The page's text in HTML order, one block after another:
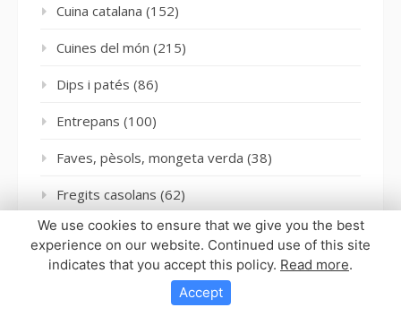
Cuina catalana (152)
Cuines del món (215)
Dips i patés (86)
Entrepans (100)
Faves, pèsols, mongeta verda (38)
Fregits casolans (62)
Galetes(23)
Guisats i potatges(71)
We use cookies to ensure that we give you the best
experience on our website. Continued use of this site
indicates that you accept this policy. Read more.
Accept